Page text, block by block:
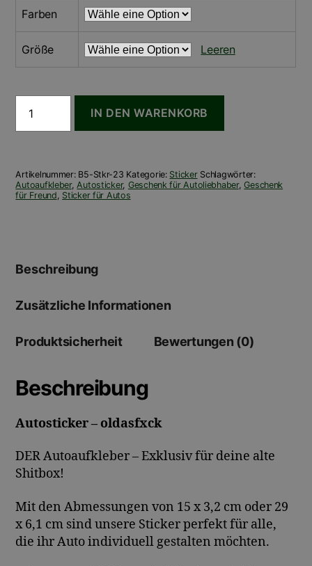
Farben
Größe Leeren
oldasfxck
IN DEN WARENKORB
Artikelnummer: B5-Stkr-23 Kategorie: Sticker Schlagwörter:
Autoaufkleber, Autosticker, Geschenk für Autoliebhaber,Geschenk
für Freund Sticker für Autos
Beschreibung
Zusätzliche Informationen
Produktsicherheit Bewertungen (0)
Beschreibung
Autosticker – oldasfxck
DER Autoaufkleber – Exklusiv für deine alte
Shitbox!
Mit den Abmessungen von 15 x 3,2 cm oder 29
x 6,1 cm sind unsere Sticker perfekt für alle,
die ihr Auto individuell gestalten möchten.